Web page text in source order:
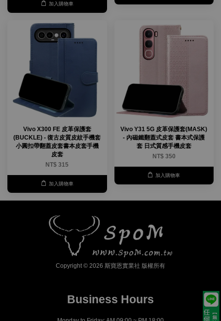
加入購物車
Vivo X300 FE 皮革保護套
(BUCKLE) - 復古皮質皮紋手機套
小圓扣帶翻蓋皮套書本皮套手機
皮套
NT$ 315
加入購物車
Vivo Y31 5G 皮革保護套(MASK)
- 內磁鐵翻蓋式皮套 書本式保護
套 日式質感手機皮套
NT$ 350
加入購物車
Copyright © 2026 斯寶恩實業社 版權所有
Business Hours